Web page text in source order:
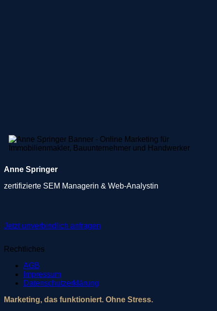
Anne Springer
zertifizierte SEM Managerin & Web-Analystin
Jetzt unverbindlich anfragen
Rechtliches
AGB
Impressum
Datenschutzerklärung
Marketing, das funktioniert. Ohne Stress.